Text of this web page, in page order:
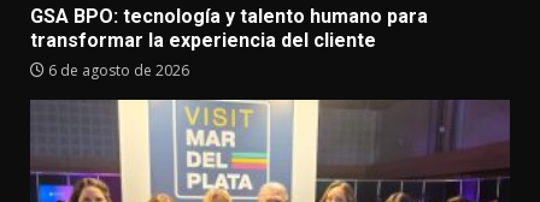
GSA BPO: tecnología y talento humano para
transformar la experiencia del cliente
6 de agosto de 2026